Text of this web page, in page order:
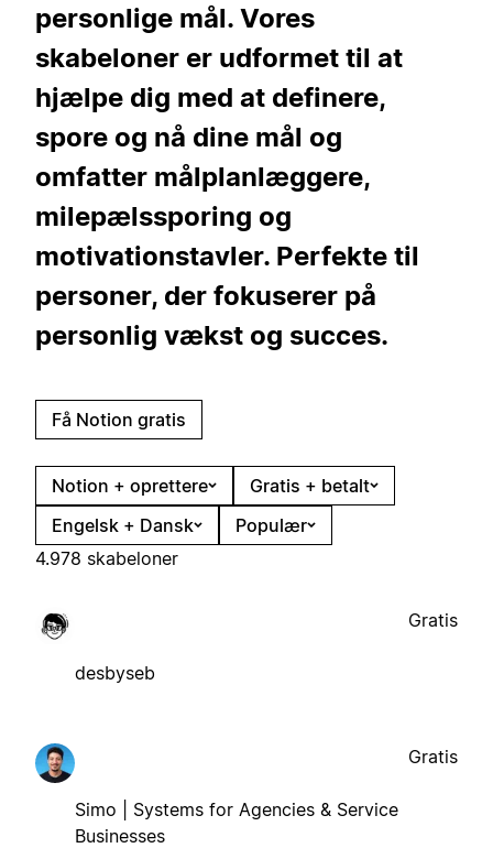
personlige mål. Vores
skabeloner er udformet til at
hjælpe dig med at definere,
spore og nå dine mål og
omfatter målplanlæggere,
milepælssporing og
motivationstavler. Perfekte til
personer, der fokuserer på
personlig vækst og succes.
Få Notion gratis
Notion + oprettere
Gratis + betalt
Engelsk + Dansk
Populær
4.978 skabeloner
desbyseb
Gratis
Simo | Systems for Agencies & Service
Businesses
Gratis